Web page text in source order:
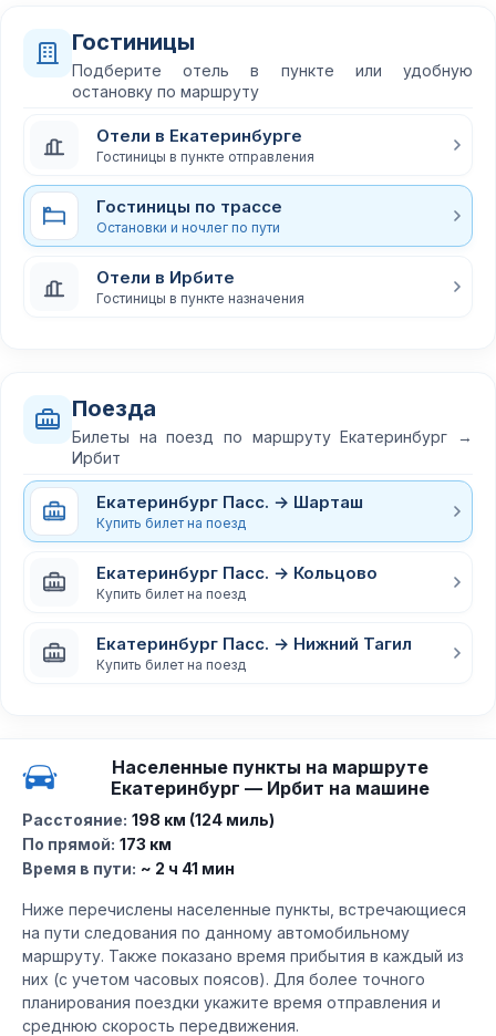
Гостиницы
Подберите отель в пункте или удобную
остановку по маршруту
Отели в Екатеринбурге
Гостиницы в пункте отправления
Гостиницы по трассе
Остановки и ночлег по пути
Отели в Ирбите
Гостиницы в пункте назначения
Поезда
Билеты на поезд по маршруту Екатеринбург →
Ирбит
Екатеринбург Пасс. → Шарташ
Купить билет на поезд
Екатеринбург Пасс. → Кольцово
Купить билет на поезд
Екатеринбург Пасс. → Нижний Тагил
Купить билет на поезд
Населенные пункты на маршруте
Екатеринбург — Ирбит на машине
Расстояние: 198 км (124 миль)
По прямой: 173 км
Время в пути: ~ 2 ч 41 мин
Ниже перечислены населенные пункты, встречающиеся
на пути следования по данному автомобильному
маршруту. Также показано время прибытия в каждый из
них (с учетом часовых поясов). Для более точного
планирования поездки укажите время отправления и
среднюю скорость передвижения.